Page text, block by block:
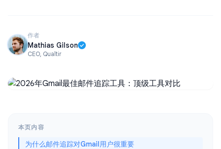
作者
Mathias Gilson
CEO, Qualtir
本页内容
为什么邮件追踪对Gmail用户很重要